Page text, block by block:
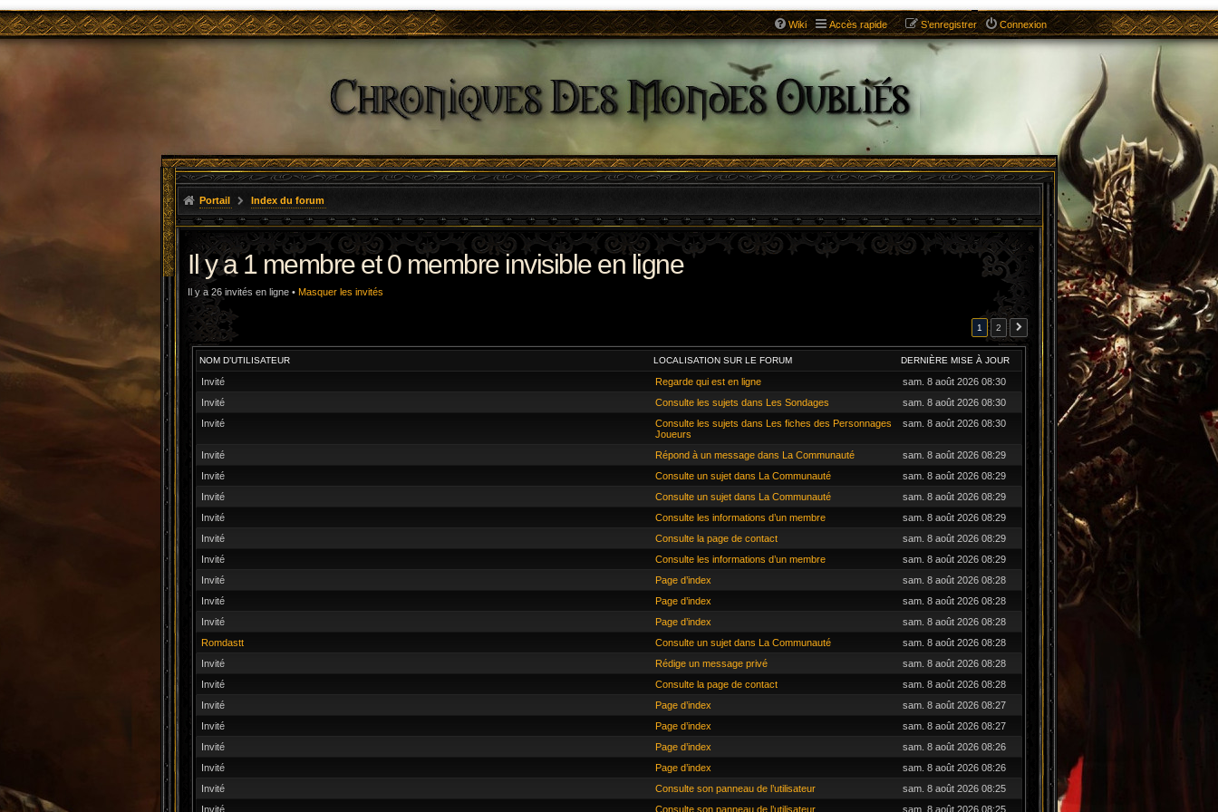
Wiki Accès rapide Connexion
S’enregistrer
Portail Index du forum
Il y a 1 membre et 0 membre invisible en ligne
Il y a 26 invités en ligne • Masquer les invités
1 2
NOM D’UTILISATEUR LOCALISATION SUR LE FORUM DERNIÈRE MISE À JOUR
Invité Regarde qui est en ligne
sam. 8 août 2026 08:30
Invité
Consulte les sujets dans Les Sondages
sam. 8 août 2026 08:30
Invité
Consulte les sujets dans Les fiches des Personnages
Joueurs
sam. 8 août 2026 08:30
Invité Répond à un message dans La Communauté
sam. 8 août 2026 08:29
Invité
Consulte un sujet dans La Communauté
sam. 8 août 2026 08:29
Invité
Consulte un sujet dans La Communauté
sam. 8 août 2026 08:29
Invité
Consulte les informations d’un membre
sam. 8 août 2026 08:29
Invité
Consulte la page de contact
sam. 8 août 2026 08:29
Invité
Consulte les informations d’un membre
sam. 8 août 2026 08:29
Invité
Page d’index
sam. 8 août 2026 08:28
Invité
Page d’index
sam. 8 août 2026 08:28
Invité
Page d’index
sam. 8 août 2026 08:28
Romdastt
Consulte un sujet dans La Communauté
sam. 8 août 2026 08:28
Invité
Rédige un message privé
sam. 8 août 2026 08:28
Invité
Consulte la page de contact
sam. 8 août 2026 08:28
Invité
Page d’index
sam. 8 août 2026 08:27
Invité
Page d’index
sam. 8 août 2026 08:27
Invité
Page d’index
sam. 8 août 2026 08:26
Invité
Page d’index
sam. 8 août 2026 08:26
Invité
Consulte son panneau de l’utilisateur
sam. 8 août 2026 08:25
Invité
Consulte son panneau de l’utilisateur sam. 8 août 2026 08:25